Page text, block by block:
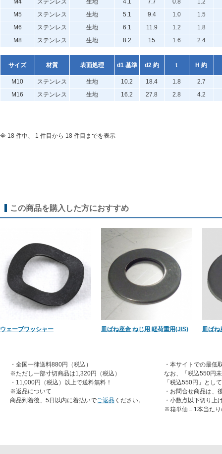
M4 ステンレス 生地 4.1 7.7 0.8
1.2
M5
ステンレス 生地 5.1 9.4 1.0
1.5
M6
ステンレス 生地 6.1 11.9 1.2
1.8
M8
ステンレス 生地 8.2 15 1.6 2.4
サイズ 材質 表面処理 d1 基準 d2 約 t H 約
M10 ステンレス 生地 10.2 18.4 1.8
2.7
M16
ステンレス 生地 16.2 27.8 2.8 4.2
全 18 件中、 1 件目から 18 件目までを表示
この商品を購入した方におすすめ
ウェーブワッシャー 皿ばね座金 ねじ用 軽荷重用(JIS) 皿ばね
・全国一律送料880円（税込）
※ただし一部寸切商品は1,320円（税込）
・11,000円（税込）以上で送料無料！
※返品について
商品到着後、5日以内に着払いでご返品 ください。
・本サイトでの最低
なお、「税込550円
「税込550円」とし
・お問合せ商品は、
・小数点以下切り上
※箱単価＝1本当たり